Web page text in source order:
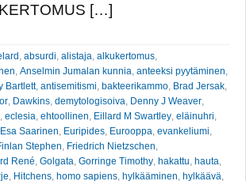
[…]
, absurdi, alistaja, alkukertomus,
, Anselmin Jumalan kunnia, anteeksi pyytäminen,
Bartlett, antisemitismi, bakteerikammo, Brad Jersak,
, Dawkins, demytologisoiva, Denny J Weaver,
, eclesia, ehtoollinen, Eillard M Swartley, eläinuhri,
Esa Saarinen, Euripides, Eurooppa, evankeliumi,
Stephen, Friedrich Nietzschen,
René, Golgata, Gorringe Timothy, hakattu, hauta,
, Hitchens, homo sapiens, hylkääminen, hylkäävä,